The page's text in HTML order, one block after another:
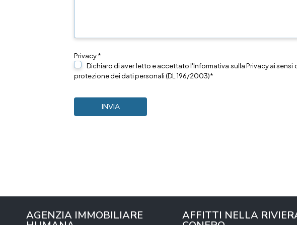
Privacy *
Dichiaro di aver letto e accettato l'Informativa sullaPrivacyai sensi
protezione dei dati personali (DL 196/2003)*
AGENZIA IMMOBILIARE AFFITTI NELLA